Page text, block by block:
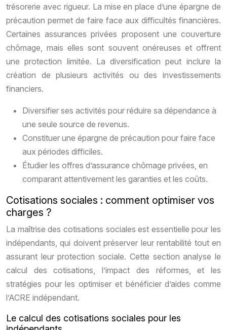
trésorerie avec rigueur. La mise en place d’une épargne de
précaution permet de faire face aux difficultés financières.
Certaines assurances privées proposent une couverture
chômage, mais elles sont souvent onéreuses et offrent
une protection limitée. La diversification peut inclure la
création de plusieurs activités ou des investissements
financiers.
Diversifier ses activités pour réduire sa dépendance à
une seule source de revenus.
Constituer une épargne de précaution pour faire face
aux périodes difficiles.
Étudier les offres d’assurance chômage privées, en
comparant attentivement les garanties et les coûts.
Cotisations sociales : comment optimiser vos
charges ?
La maîtrise des cotisations sociales est essentielle pour les
indépendants, qui doivent préserver leur rentabilité tout en
assurant leur protection sociale. Cette section analyse le
calcul des cotisations, l’impact des réformes, et les
stratégies pour les optimiser et bénéficier d’aides comme
l’ACRE indépendant.
Le calcul des cotisations sociales pour les